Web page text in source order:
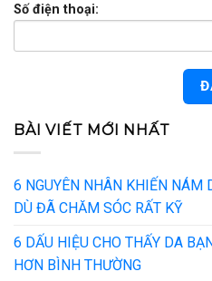
Số điện thoại:
BÀI VIẾT MỚI NHẤT
6 NGUYÊN NHÂN KHIẾN NÁM
DÙ ĐÃ CHĂM SÓC RẤT KỸ
6 DẤU HIỆU CHO THẤY DA
HƠN BÌNH THƯỜNG